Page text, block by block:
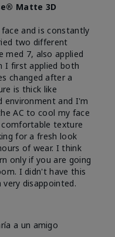
Matte 3D
and is constantly
two different
med 7, also applied
I first applied both
changed after a
is thick like
environment and I'm
AC to cool my face
texture
for a fresh look
of wear. I think
only if you are going
I didn't have this
disappointed.
a un amigo